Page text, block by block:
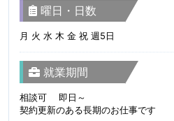
曜日・日数
月 火 水 木 金 祝 週5日
就業期間
相談可 即日～
契約更新のある長期のお仕事です